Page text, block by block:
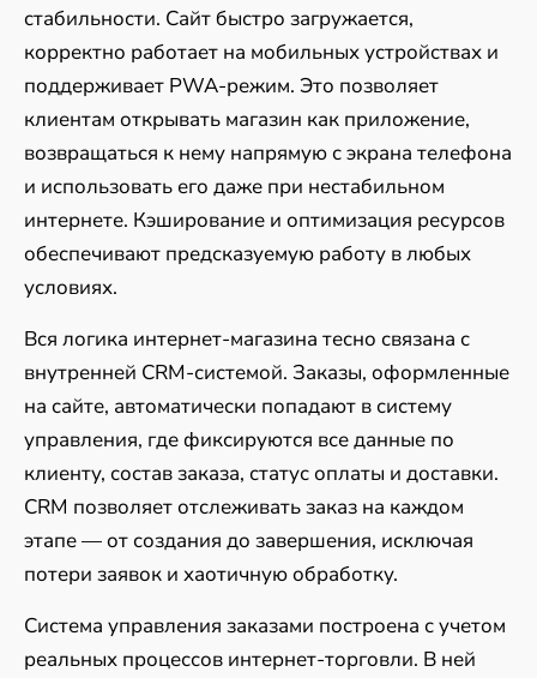
стабильности. Сайт быстро загружается,
корректно работает на мобильных устройствах и
поддерживает PWA-режим. Это позволяет
клиентам открывать магазин как приложение,
возвращаться к нему напрямую с экрана телефона
и использовать его даже при нестабильном
интернете. Кэширование и оптимизация ресурсов
обеспечивают предсказуемую работу в любых
условиях.
Вся логика интернет-магазина тесно связана с
внутренней CRM-системой. Заказы, оформленные
на сайте, автоматически попадают в систему
управления, где фиксируются все данные по
клиенту, состав заказа, статус оплаты и доставки.
CRM позволяет отслеживать заказ на каждом
этапе — от создания до завершения, исключая
потери заявок и хаотичную обработку.
Система управления заказами построена с учетом
реальных процессов интернет-торговли. В ней